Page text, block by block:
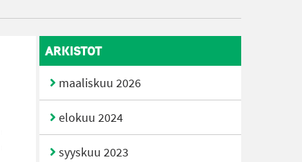
ARKISTOT
maaliskuu 2026
elokuu 2024
syyskuu 2023